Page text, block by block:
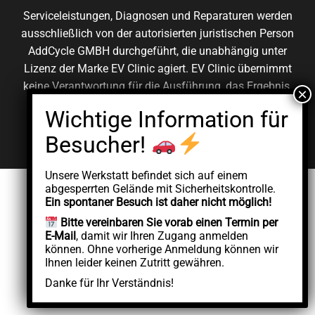
Serviceleistungen, Diagnosen und Reparaturen werden
ausschließlich von der autorisierten juristischen Person
AddCycle GMBH durchgeführt, die unabhängig unter
Lizenz der Marke EV Clinic agiert. EV Clinic übernimmt
keine Verantwortung für die Ausführung, das Ergebnis,
Schäden im Zusammenhang mit der erbrachten
Dienstleistung.
Unsere Werkstatt befindet sich auf einem
abgesperrten Gelände mit Sicherheitskontrolle.
Ein spontaner Besuch ist daher nicht möglich!
Bitte vereinbaren Sie vorab einen Termin per
E-Mail, damit wir Ihren Zugang anmelden
können. Ohne vorherige Anmeldung können wir
Ihnen leider keinen Zutritt gewähren.
Danke für Ihr Verständnis!